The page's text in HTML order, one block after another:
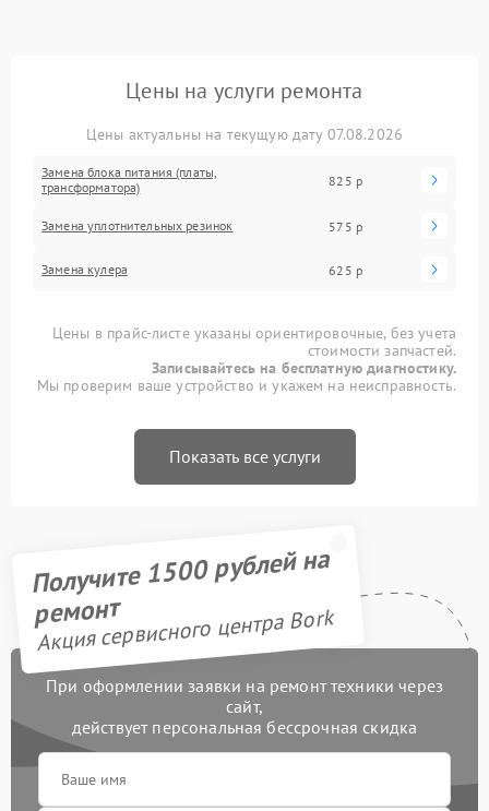
Цены на услуги ремонта
Цены актуальны на текущую дату 07.08.2026
Замена блока питания (платы,
трансформатора)
825 р
Замена уплотнительных резинок 575 р
Замена кулера 625 р
Цены в прайс-листе указаны ориентировочные, без учета
стоимости запчастей.
Записывайтесь на бесплатную диагностику.
Мы проверим ваше устройство и укажем на неисправность.
Показать все услуги
Получите 1500 рублей на
ремонт
Акция сервисного центра Bork
При оформлении заявки на ремонт техники через
сайт,
действует персональная бессрочная скидка